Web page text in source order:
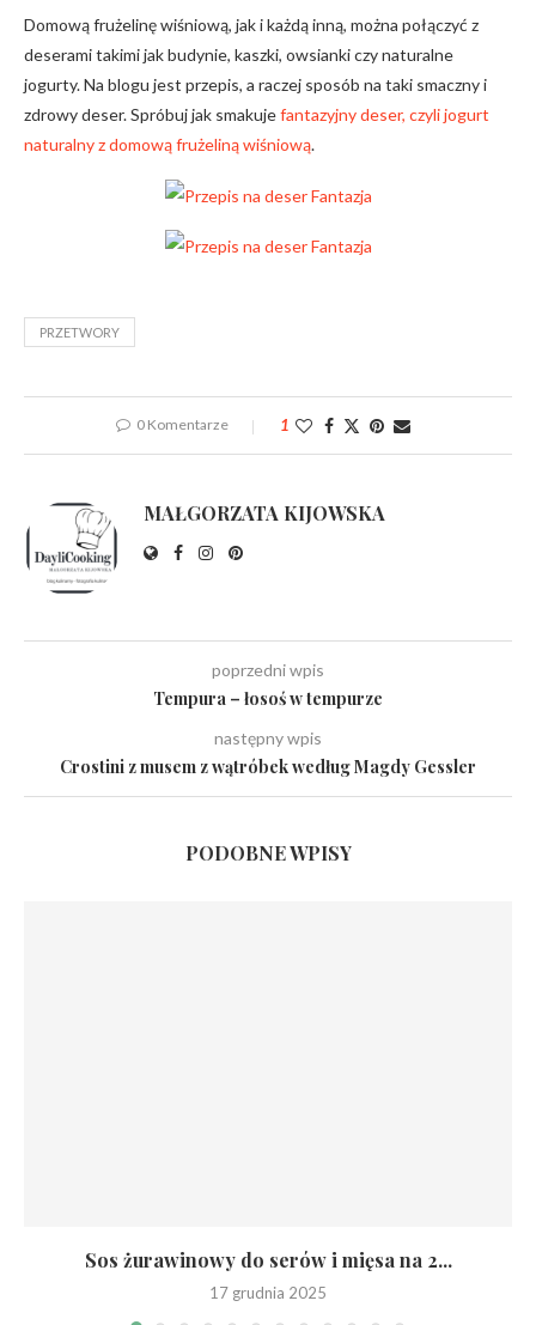
Domową frużelinę wiśniową, jak i każdą inną, można połączyć z
deserami takimi jak budynie, kaszki, owsianki czy naturalne
jogurty. Na blogu jest przepis, a raczej sposób na taki smaczny i
zdrowy deser. Spróbuj jak smakujefantazyjny deser, czyli jogurt
naturalny z domową frużeliną wiśniową.
PRZETWORY
0 Komentarze 1
MAŁGORZATA KIJOWSKA
poprzedni wpis
Tempura – łosoś w tempurze
następny wpis
Crostini z musem z wątróbek według Magdy Gessler
PODOBNE WPISY
Sos żurawinowy do serów i mięsa na 2...
17 grudnia 2025